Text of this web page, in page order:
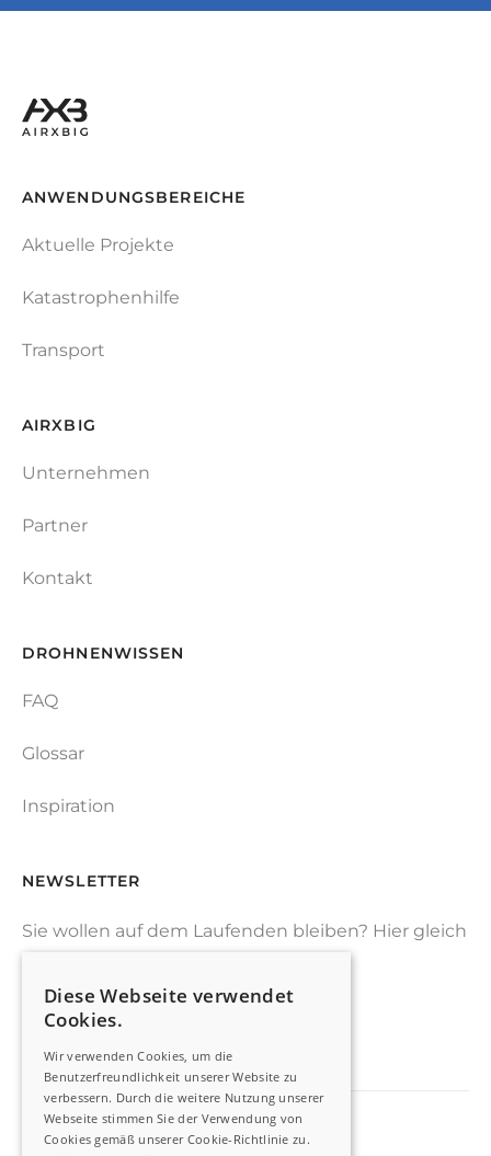
ANWENDUNGSBEREICHE
Aktuelle Projekte
Katastrophenhilfe
Transport
AIRXBIG
Unternehmen
Partner
Kontakt
DROHNENWISSEN
FAQ
Glossar
Inspiration
NEWSLETTER
Sie wollen auf dem Laufenden bleiben? Hier gleich
JETZT ANMELDEN
Impressum
Diese Webseite verwendet
Cookies.
Wir verwenden Cookies, um die
Benutzerfreundlichkeit unserer Website zu
verbessern. Durch die weitere Nutzung unserer
Webseite stimmen Sie der Verwendung von
Cookies gemäß unserer Cookie-Richtlinie zu.